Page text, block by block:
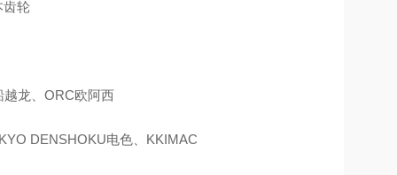
齿轮
龙、ORC欧阿西
DENSHOKU电色、KKIMAC